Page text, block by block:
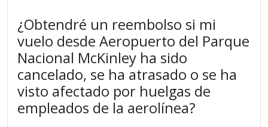
¿Obtendré un reembolso si mi
vuelo desde Aeropuerto del Parque
Nacional McKinley ha sido
cancelado, se ha atrasado o se ha
visto afectado por huelgas de
empleados de la aerolínea?